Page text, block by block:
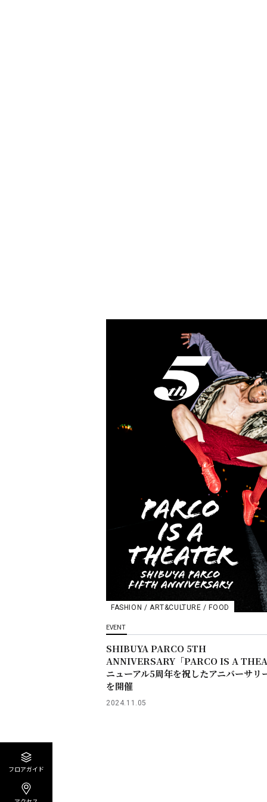
フロアガイド
FASHION / ART&CULTURE / FOOD
EVENT
SHIBUYA PARCO 5TH
ANNIVERSARY「PARCO IS A
ニューアル5周年を祝したアニバーサリ
を開催
2024.11.05